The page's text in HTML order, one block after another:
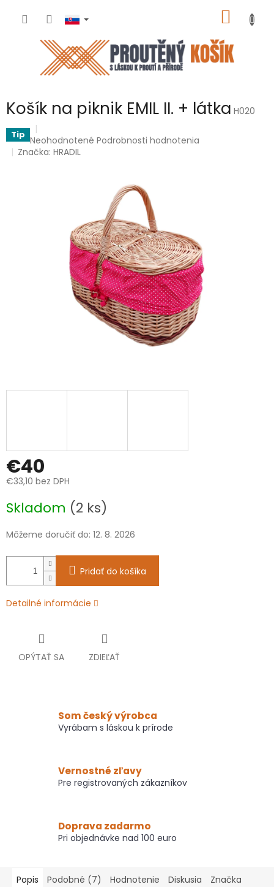
KOŠÍK
Košík na piknik EMIL II. + látka H020
Tip Priemerné
hodnotenie
Neohodnotené Podrobnosti hodnotenia
Značka:HRADIL
€40
€33,10 bez DPH
cena:
Skladom (2 ks)
Môžeme doručiť do: 12. 8. 2026
Pridať do košíka
Detailné informácie
OPÝTAŤ SA ZDIEĽAŤ
Som český výrobca
Vyrábam s láskou k prírode
Vernostné zľavy
Pre registrovaných zákazníkov
Doprava zadarmo
Pri objednávke nad 100 euro
Popis Podobné (7) Hodnotenie Diskusia Značka